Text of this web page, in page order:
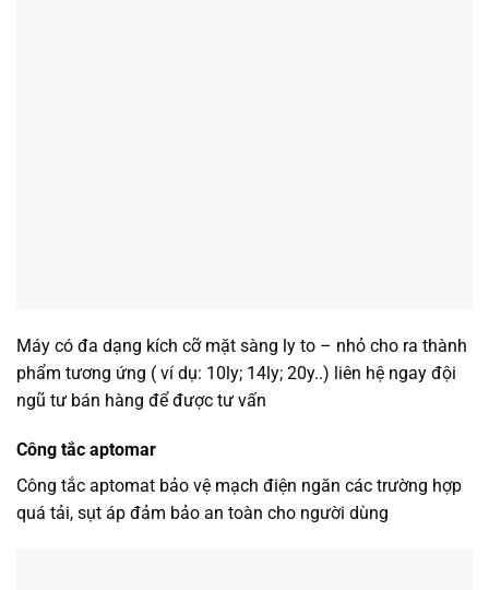
Máy có đa dạng kích cỡ mặt sàng ly to – nhỏ cho ra thành
phẩm tương ứng ( ví dụ: 10ly; 14ly; 20y..) liên hệ ngay đội
ngũ tư bán hàng để được tư vấn
Công tắc aptomar
Công tắc aptomat bảo vệ mạch điện ngăn các trường hợp
quá tải, sụt áp đảm bảo an toàn cho người dùng